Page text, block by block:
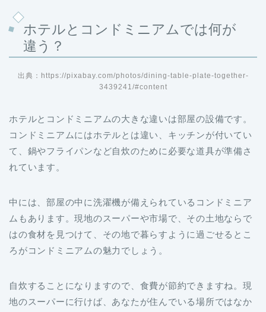
ホテルとコンドミニアムでは何が
違う？
出典：https://pixabay.com/photos/dining-table-plate-together-
3439241/#content
ホテルとコンドミニアムの大きな違いは部屋の設備です。
コンドミニアムにはホテルとは違い、キッチンが付いてい
て、鍋やフライパンなど自炊のために必要な道具が準備さ
れています。
中には、部屋の中に洗濯機が備えられているコンドミニア
ムもあります。現地のスーパーや市場で、その土地ならで
はの食材を見つけて、その地で暮らすように過ごせるとこ
ろがコンドミニアムの魅力でしょう。
自炊することになりますので、食費が節約できますね。現
地のスーパーに行けば、あなたが住んでいる場所ではなか